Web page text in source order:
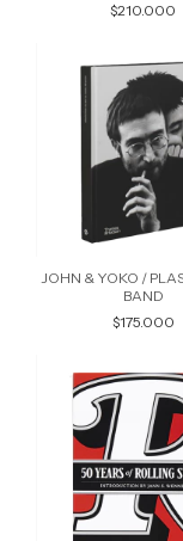
$210.000
JOHN & YOKO /
BAND
$175.000